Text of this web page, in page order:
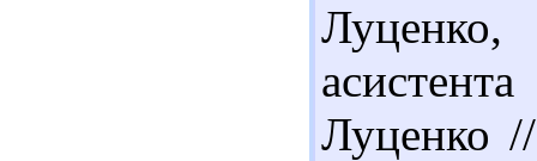
Луценко,
Луценко